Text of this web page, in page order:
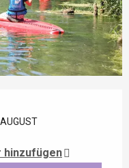
AUGUST
hinzufügen